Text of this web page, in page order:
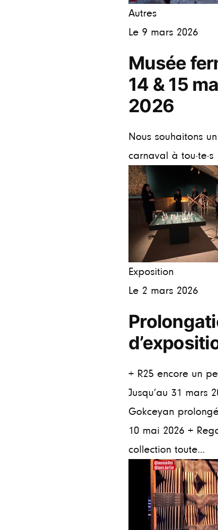
Autres
Le 9 mars 2026
Musée
14 & 15
2026
Nous souhaitons
carnaval à
Exposition
Le 2 mars 2026
+ R25 encore un
Jusqu’au 31 mars
Gokceyan
10 mai 2026 +
collection toute...